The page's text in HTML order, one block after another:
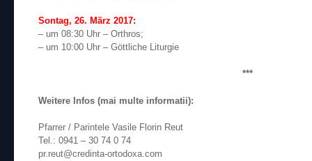
Sontag, 26. März 2017:
– um 08:30 Uhr – Orthros;
– um 10:00 Uhr – Göttliche Liturgie
***
Weitere Infos (mai multe informatii):
Pfarrer / Parintele Vasile Florin Reut
Tel.: 0941 – 30 74 0 74
pr.reut@credinta-ortodoxa.com